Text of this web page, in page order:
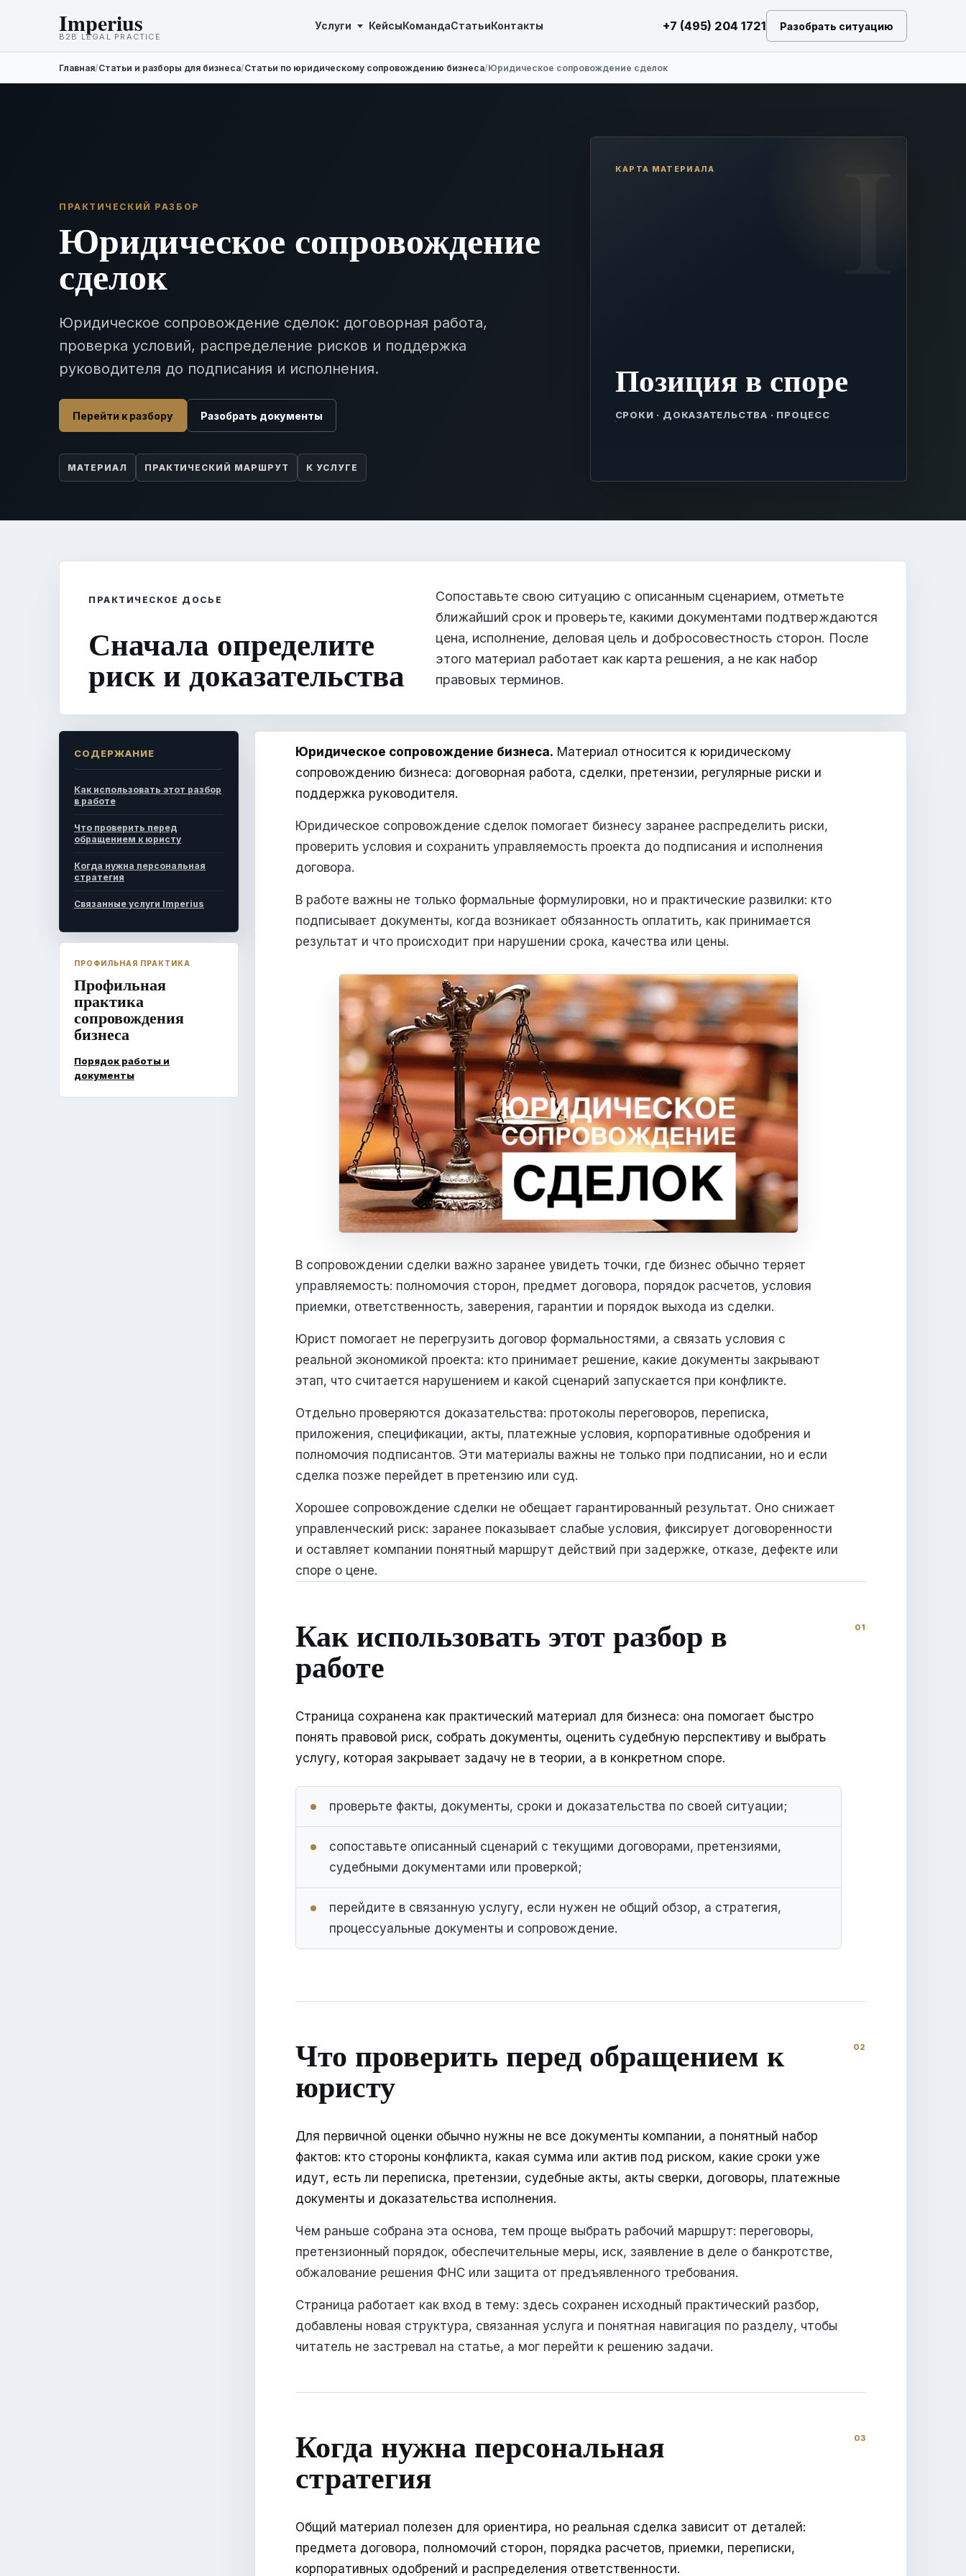
Imperius
B2B LEGAL PRACTICE
Услуги КейсыКомандаСтатьиКонтакты +7 (495) 204 1721 Разобрать ситуацию
Главная/Статьи и разборы для бизнеса/Статьи по юридическому сопровождению бизнеса/Юридическое сопровождение сделок
ПРАКТИЧЕСКИЙ РАЗБОР
Юридическое сопровождение
сделок
Юридическое сопровождение сделок: договорная работа,
проверка условий, распределение рисков и поддержка
руководителя до подписания и исполнения.
Перейти к разбору Разобрать документы
МАТЕРИАЛ ПРАКТИЧЕСКИЙ МАРШРУТ К УСЛУГЕ
КАРТА МАТЕРИАЛА
Позиция в споре
СРОКИ · ДОКАЗАТЕЛЬСТВА · ПРОЦЕСС
ПРАКТИЧЕСКОЕ ДОСЬЕ
Сначала определите
риск и доказательства
Сопоставьте свою ситуацию с описанным сценарием, отметьте
ближайший срок и проверьте, какими документами подтверждаются
цена, исполнение, деловая цель и добросовестность сторон. После
этого материал работает как карта решения, а не как набор
правовых терминов.
СОДЕРЖАНИЕ
Как использовать этот разбор
в работе
Что проверить перед
обращением к юристу
Когда нужна персональная
стратегия
Связанные услуги Imperius
ПРОФИЛЬНАЯ ПРАКТИКА
Профильная
практика
сопровождения
бизнеса
Порядок работы и
документы
Юридическое сопровождение бизнеса. Материал относится к юридическому
сопровождению бизнеса: договорная работа, сделки, претензии, регулярные риски и
поддержка руководителя.
Юридическое сопровождение сделок помогает бизнесу заранее распределить риски,
проверить условия и сохранить управляемость проекта до подписания и исполнения
договора.
В работе важны не только формальные формулировки, но и практические развилки: кто
подписывает документы, когда возникает обязанность оплатить, как принимается
результат и что происходит при нарушении срока, качества или цены.
В сопровождении сделки важно заранее увидеть точки, где бизнес обычно теряет
управляемость: полномочия сторон, предмет договора, порядок расчетов, условия
приемки, ответственность, заверения, гарантии и порядок выхода из сделки.
Юрист помогает не перегрузить договор формальностями, а связать условия с
реальной экономикой проекта: кто принимает решение, какие документы закрывают
этап, что считается нарушением и какой сценарий запускается при конфликте.
Отдельно проверяются доказательства: протоколы переговоров, переписка,
приложения, спецификации, акты, платежные условия, корпоративные одобрения и
полномочия подписантов. Эти материалы важны не только при подписании, но и если
сделка позже перейдет в претензию или суд.
Хорошее сопровождение сделки не обещает гарантированный результат. Оно снижает
управленческий риск: заранее показывает слабые условия, фиксирует договоренности
и оставляет компании понятный маршрут действий при задержке, отказе, дефекте или
споре о цене.
Как использовать этот разбор в
работе
Страница сохранена как практический материал для бизнеса: она помогает быстро
понять правовой риск, собрать документы, оценить судебную перспективу и выбрать
услугу, которая закрывает задачу не в теории, а в конкретном споре.
проверьте факты, документы, сроки и доказательства по своей ситуации;
сопоставьте описанный сценарий с текущими договорами, претензиями,
судебными документами или проверкой;
перейдите в связанную услугу, если нужен не общий обзор, а стратегия,
процессуальные документы и сопровождение.
Что проверить перед обращением к
юристу
Для первичной оценки обычно нужны не все документы компании, а понятный набор
фактов: кто стороны конфликта, какая сумма или актив под риском, какие сроки уже
идут, есть ли переписка, претензии, судебные акты, акты сверки, договоры, платежные
документы и доказательства исполнения.
Чем раньше собрана эта основа, тем проще выбрать рабочий маршрут: переговоры,
претензионный порядок, обеспечительные меры, иск, заявление в деле о банкротстве,
обжалование решения ФНС или защита от предъявленного требования.
Страница работает как вход в тему: здесь сохранен исходный практический разбор,
добавлены новая структура, связанная услуга и понятная навигация по разделу, чтобы
читатель не застревал на статье, а мог перейти к решению задачи.
Когда нужна персональная
стратегия
Общий материал полезен для ориентира, но реальная сделка зависит от деталей:
предмета договора, полномочий сторон, порядка расчетов, приемки, переписки,
корпоративных одобрений и распределения ответственности.